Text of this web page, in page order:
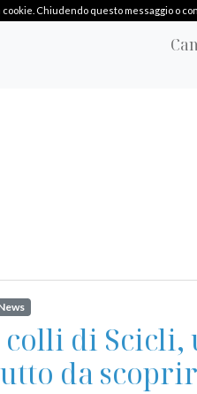
colli di Scicli,
da
Chiudendo questo messaggio o